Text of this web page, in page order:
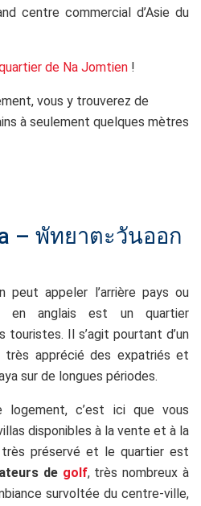
centre commercial d’Asie du
de Na Jomtien !
vous y trouverez de
à seulement quelques mètres
– พัทยาตะวันออก
peut appeler l’arrière pays ou
en anglais est un quartier
touristes. Il s’agit pourtant d’un
apprécié des expatriés et
sur de longues périodes.
c’est ici que vous
disponibles à la vente et à la
préservé et le quartier est
de golf, très nombreux à
survoltée du centre-ville,